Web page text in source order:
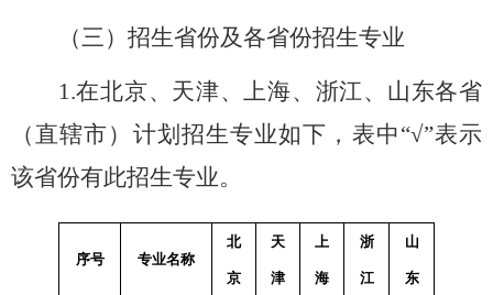
（三）招生省份及各省份招生专业
1.在北京、天津、上海、浙江、山东各省
（直辖市）计划招生专业如下，表中“√”表示
该省份有此招生专业。
序号 专业名称
北
京
天
津
上
海
浙
江
山
东